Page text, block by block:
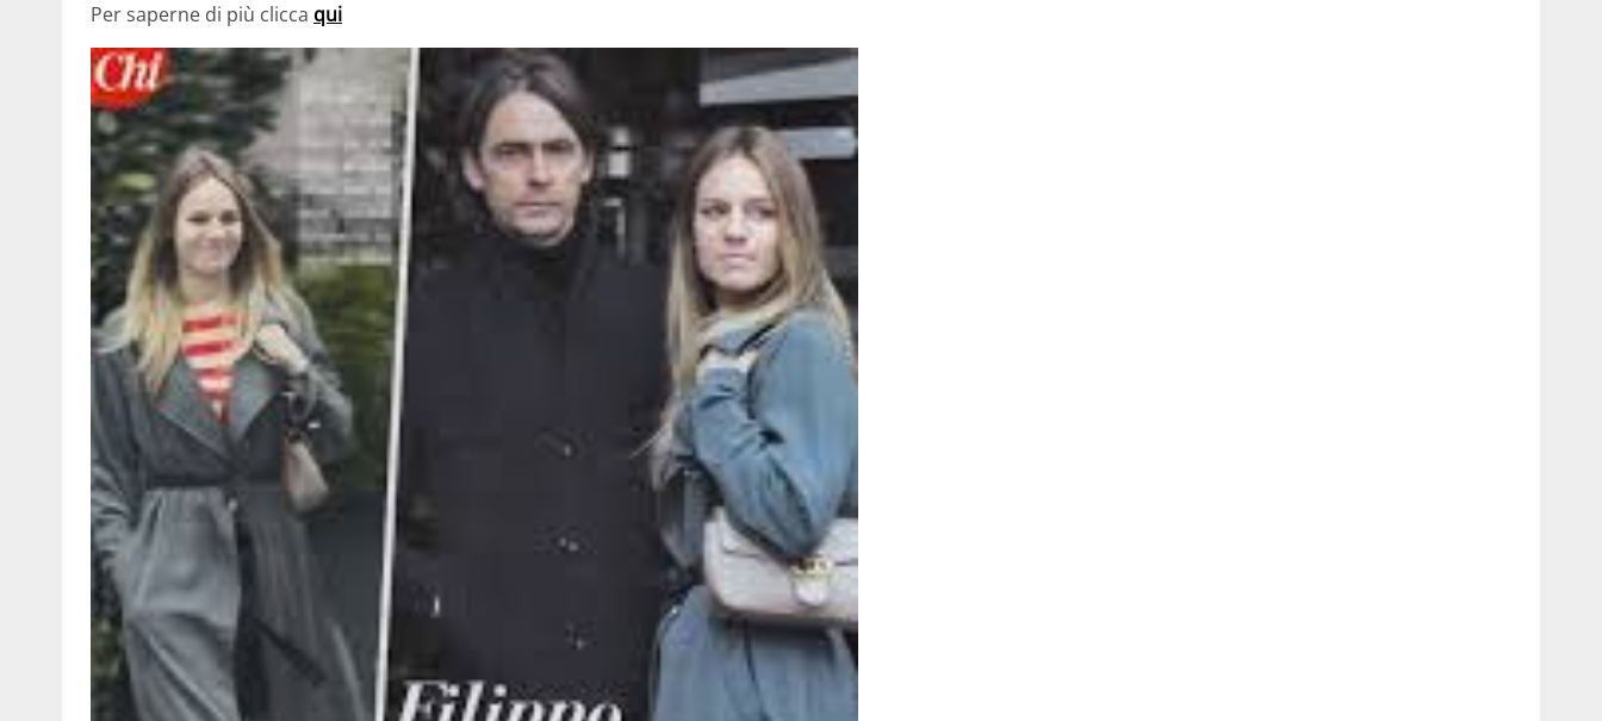
Per saperne di più clicca qui